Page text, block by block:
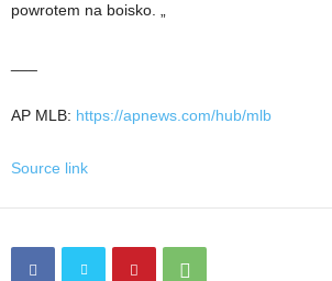
powrotem na boisko. „
AP MLB: https://apnews.com/hub/mlb
Source link